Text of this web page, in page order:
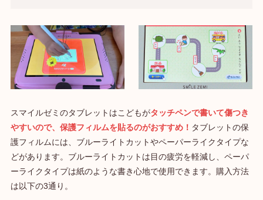
スマイルゼミのタブレットはこどもがタッチペンで書いて傷つき
やすいので、保護フィルムを貼るのがおすすめ！ タブレットの保
護フィルムには、ブルーライトカットやペーパーライクタイプな
どがあります。ブルーライトカットは目の疲労を軽減し、ペーパ
ーライクタイプは紙のような書き心地で使用できます。購入方法
は以下の3通り。